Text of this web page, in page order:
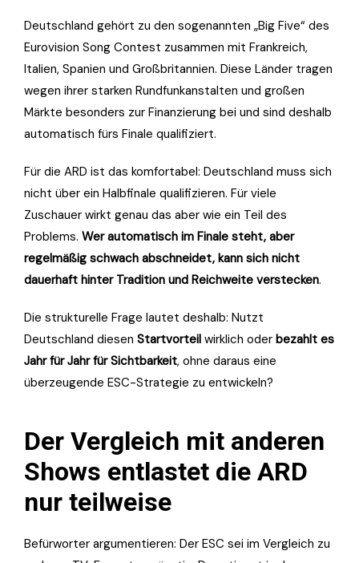
Deutschland gehört zu den sogenannten „Big Five“ des
Eurovision Song Contest zusammen mit Frankreich,
Italien, Spanien und Großbritannien. Diese Länder tragen
wegen ihrer starken Rundfunkanstalten und großen
Märkte besonders zur Finanzierung bei und sind deshalb
automatisch fürs Finale qualifiziert.
Für die ARD ist das komfortabel: Deutschland muss sich
nicht über ein Halbfinale qualifizieren. Für viele
Zuschauer wirkt genau das aber wie ein Teil des
Problems. Wer automatisch im Finale steht, aber
regelmäßig schwach abschneidet, kann sich nicht
dauerhaft hinter Tradition und Reichweite verstecken.
Die strukturelle Frage lautet deshalb: Nutzt
Deutschland diesen Startvorteil wirklich oder bezahlt es
Jahr für Jahr für Sichtbarkeit, ohne daraus eine
überzeugende ESC-Strategie zu entwickeln?
Der Vergleich mit anderen
Shows entlastet die ARD
nur teilweise
Befürworter argumentieren: Der ESC sei im Vergleich zu